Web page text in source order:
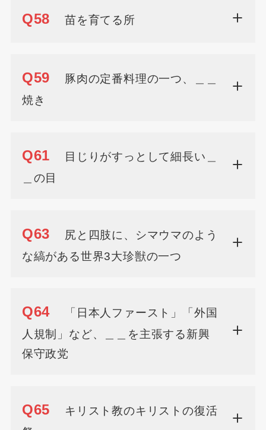
Q58 苗を育てる所
Q59
豚肉の定番料理の一つ、＿＿
焼き
Q61
目じりがすっとして細長い＿
＿の目
Q63
尻と四肢に、シマウマのよう
な縞がある世界3大珍獣の一つ
Q64
「日本人ファースト」「外国
人規制」など、＿＿を主張する新興
保守政党
Q65
キリスト教のキリストの復活